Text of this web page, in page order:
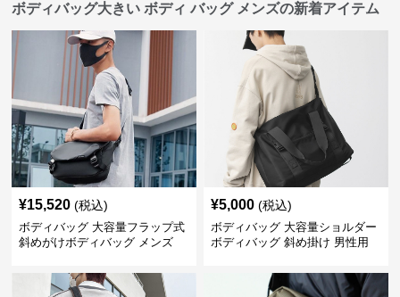
ボディバッグ大きい ボディ バッグ メンズの新着アイテム
¥15,520 (税込)
ボディバッグ 大容量フラップ式
斜めがけボディバッグ メンズ
¥5,000 (税込)
ボディバッグ 大容量ショルダー
ボディバッグ 斜め掛け 男性用